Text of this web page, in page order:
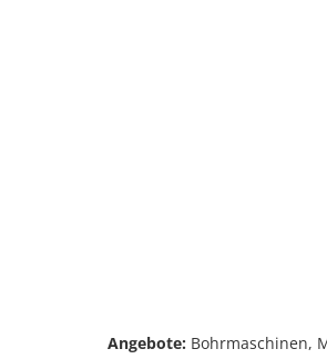
Angebote: Bohrmaschinen,